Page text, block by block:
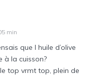
min
que l huile d’olive
à la cuisson?
top vrmt top, plein de